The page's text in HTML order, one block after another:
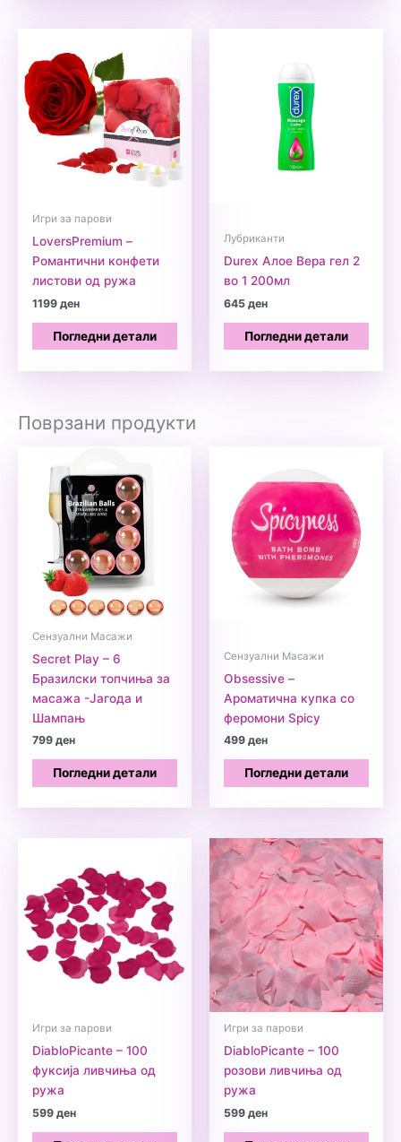
Игри за парови
LoversPremium –
Романтични конфети
листови од ружа
1199ден
Погледни детали
Лубриканти
Durex Алое Вера гел 2
во 1 200мл
645ден
Погледни детали
Поврзани продукти
Сензуални Масажи
Secret Play – 6
Бразилски топчиња за
масажа -Јагода и
Шампањ
799ден
Погледни детали
Сензуални Масажи
Obsessive –
Ароматична купка со
феромони Spicy
499ден
Погледни детали
Игри за парови
DiabloPicante – 100
фуксија ливчиња од
ружа
599ден
Игри за парови
DiabloPicante – 100
розови ливчиња од
ружа
599ден